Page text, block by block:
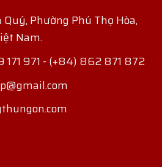
Quý, Phường Phú Thọ Hòa,
Nam.
971 - (+84) 862 871 872